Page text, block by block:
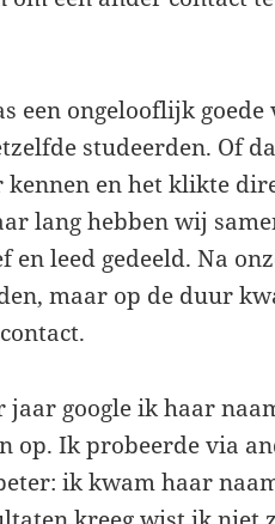
een ongelooflijk
studeerden. Of
en het klikte
lang hebben wij
en leed gedeeld. Na
maar op de duur
jaar google ik haar
op. Ik probeerde via
ik kwam haar